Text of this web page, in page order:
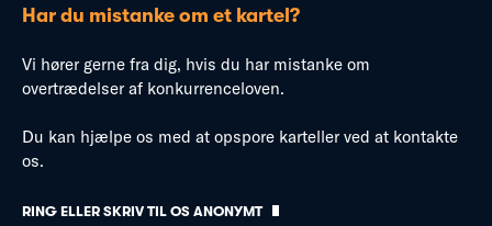
Har du mistanke om et kartel?
Vi hører gerne fra dig, hvis du har mistanke om
overtrædelser af konkurrenceloven.
Du kan hjælpe os med at opspore karteller ved at kontakte
os.
RING ELLER SKRIV TIL OS ANONYMT